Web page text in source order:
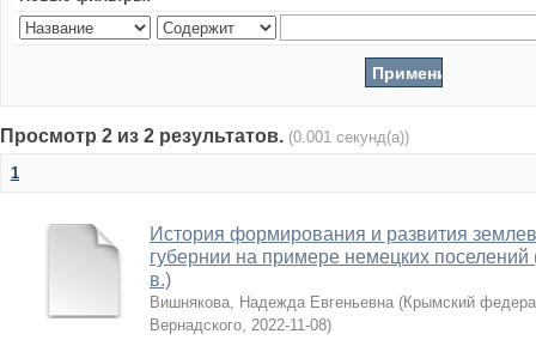
Просмотр 2 из 2 результатов. (0.001 секунд(а))
1
История формирования и развития
губернии на примере немецких
в.)
Вишнякова, Надежда Евгеньевна (Крымский
Вернадского, 2022-11-08)